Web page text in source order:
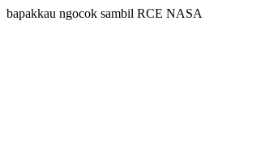
bapakkau ngocok sambil RCE NASA